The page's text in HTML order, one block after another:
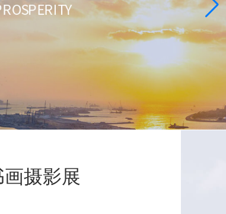
摄影展